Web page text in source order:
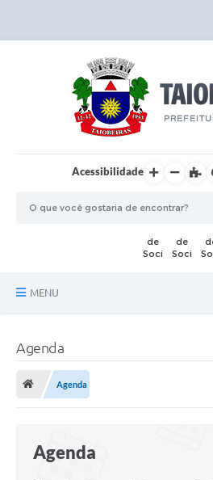
Acessibilidade
MENU
Publicações
A Nossa Cidade
Agenda
Agenda
Agenda